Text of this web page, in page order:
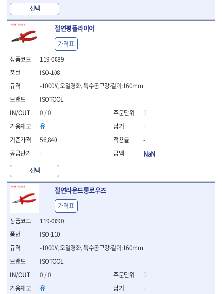
선택
절연평플라이어
119-0089
ISOTOOL
0 / 0
유
56,840
-
선택
ISO-108
-1000V, 오일경화, 특수공구강-길이:160mm
가격표
1
-
-
NaN
절연라운드롱로우즈
119-0090
ISOTOOL
0 / 0
유
ISO-110
-1000V, 오일경화, 특수공구강-길이:160mm
가격표
1
-